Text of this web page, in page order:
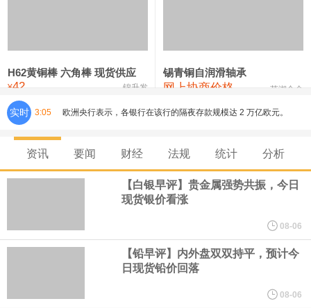
氯化镍 38,300—40,300 39,300 0
H62黄铜棒 六角棒 现货供应
¥42 锦升发
锡青铜自润滑轴承
网上协商价格 芜湖合金
实时 3:05 欧洲央行表示，各银行在该行的隔夜存款规模达 2 万亿欧元。
俄财政部自 8 月 7 日起将加大黄金及外汇购入规模。
欧元区6月PPI月率 -0.3%，预期-0.3%，前值0.20%。
46.10 亿元，较上月无变动。其中，H 股法定/注册股本为 9.95 亿
资讯 要闻 财经 法规 统计 分析
【白银早评】贵金属强势共振，今日
现货银价看涨
08-06
【铅早评】内外盘双双持平，预计今
日现货铅价回落
08-06